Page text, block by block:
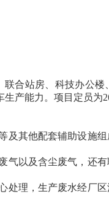
合站房、科技办公
产能力。项目定员为
其他配套辅助设施组
以及含尘废气，还
理，生产废水经厂